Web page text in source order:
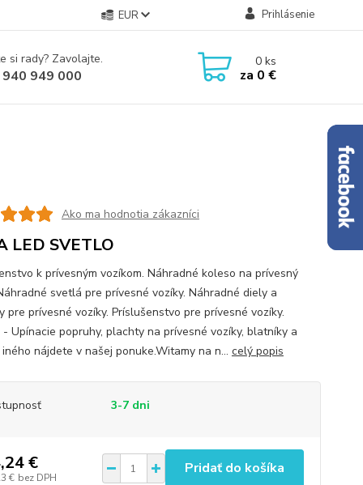
EUR Prihlásenie
si rady? Zavolajte.
949 000
0ks
za 0 €
Ako ma hodnotia zákazníci
LED SVETLO
k prívesným vozíkom. Náhradné koleso na prívesný
svetlá pre prívesné vozíky. Náhradné diely a
pre prívesné vozíky. Príslušenstvo pre prívesné vozíky.
Upínacie popruhy, plachty na prívesné vozíky, blatníky a
nájdete v našej ponuke.Witamy na n... celý popis
3-7 dni
€
€ bez DPH
Pridať do košíka